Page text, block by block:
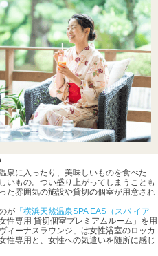
泉に入ったり、美味しいものを食べた
いもの。つい盛り上がってしまうことも
た雰囲気の施設や貸切の個室が用意され
が 「横浜天然温泉SPA EAS（スパ イア
性専用 貸切個室プレミアムルーム」を用
ィーナスラウンジ」は女性浴室のロッカ
性専用と、女性への気遣いを随所に感じ